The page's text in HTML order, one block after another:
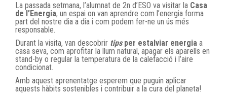
La passada setmana, l’alumnat de 2n d’ESO va visitar la Casa
de l’Energia, un espai on van aprendre com l’energia forma
part del nostre dia a dia i com podem fer-ne un ús més
responsable.
Durant la visita, van descobrir tipsper estalviar energia a
casa seva, com aprofitar la llum natural, apagar els aparells en
stand-by o regular la temperatura de la calefacció i l’aire
condicionat.
Amb aquest aprenentatge esperem que puguin aplicar
aquests hàbits sostenibles i contribuir a la cura del planeta!